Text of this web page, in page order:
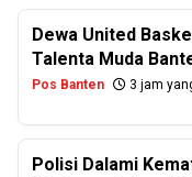
Dewa United
Talenta Muda
Pos Banten 3 jam
Polisi Dalami